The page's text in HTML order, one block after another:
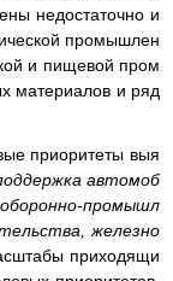
недостаточно и
промышлен
и пищевой пром
материалов и ряд
приоритеты выя
автомоб
промышл
железно
приходящи